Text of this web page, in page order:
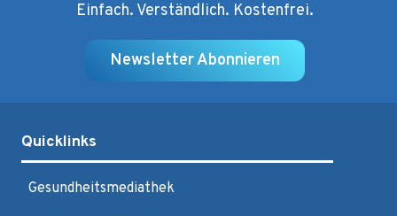
Einfach. Verständlich. Kostenfrei.
Newsletter Abonnieren
Quicklinks
Gesundheitsmediathek